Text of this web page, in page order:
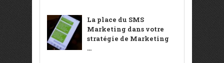
La place du SMS
Marketing dans votre
stratégie de Marketing
...